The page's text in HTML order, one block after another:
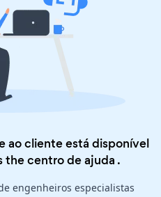
ao cliente está disponível
thecentro de ajuda .
engenheiros especialistas